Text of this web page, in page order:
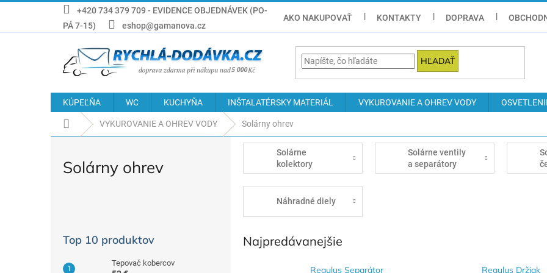
Prejsť
+420 734 379 709 - EVIDENCE OBJEDNÁVEK (PO-
PÁ 7-15)
eshop@gamanova.cz
AKO NAKUPOVAŤ KONTAKTY DOPRAVA
HĽADAŤ
KÚPEĽŇA WC KUCHYŇA INŠTALATÉRSKY MATERIÁL VYKUROVANIE A OHREV VODY
DomovVYKUROVANIE A OHREV VODY Solárny ohrev
Solárny ohrev
Top 10 produktov
Tepovač kobercov
Solárne
kolektory
Solárne ventily
a separátory
Náhradné diely
Najpredávanejšie
Regulus Separátor
Regulus Držiak